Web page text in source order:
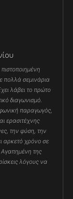
πολλά σεμινάρια
λάβει το πρώτο
διαγωνισμό.
παραγωγός,
ερασιτέχνης
την φύση, την
αρκετό χρόνο σε
Αγαπημένη της
λόγους να